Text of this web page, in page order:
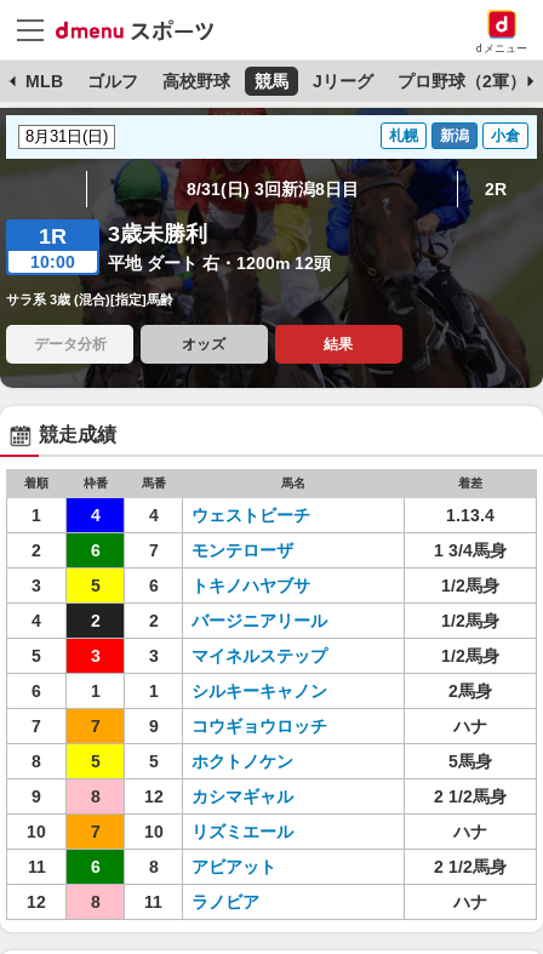
dメニュー
MLB ゴルフ 高校野球 競馬 Jリーグ プロ野球（2軍）
札幌 新潟 小倉
8/31(日) 3回新潟8日目 2R
1R
10:00
3歳未勝利
平地 ダート 右・1200m 12頭
サラ系 3歳 (混合)[指定]馬齢
データ分析 オッズ 結果
競走成績
着順 枠番 馬番 馬名 着差
1 4 4 ウェストビーチ
1.13.4
2
6 7 モンテローザ
1 3/4馬身
3
5 6 トキノハヤブサ
1/2馬身
4
2 2 バージニアリール
1/2馬身
5
3 3 マイネルステップ
1/2馬身
6
1 1 シルキーキャノン
2馬身
7
7 9 コウギョウロッチ
ハナ
8
5 5 ホクトノケン
5馬身
9
8 12 カシマギャル
2 1/2馬身
10
7 10 リズミエール
ハナ
11
6 8 アビアット
2 1/2馬身
12
8 11 ラノビア ハナ